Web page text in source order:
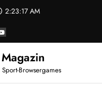
2:23:18 AM
Browsergames